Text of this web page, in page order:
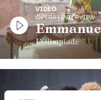
VIDEO
OPERA | INTERVIEW
L'Olimpiade